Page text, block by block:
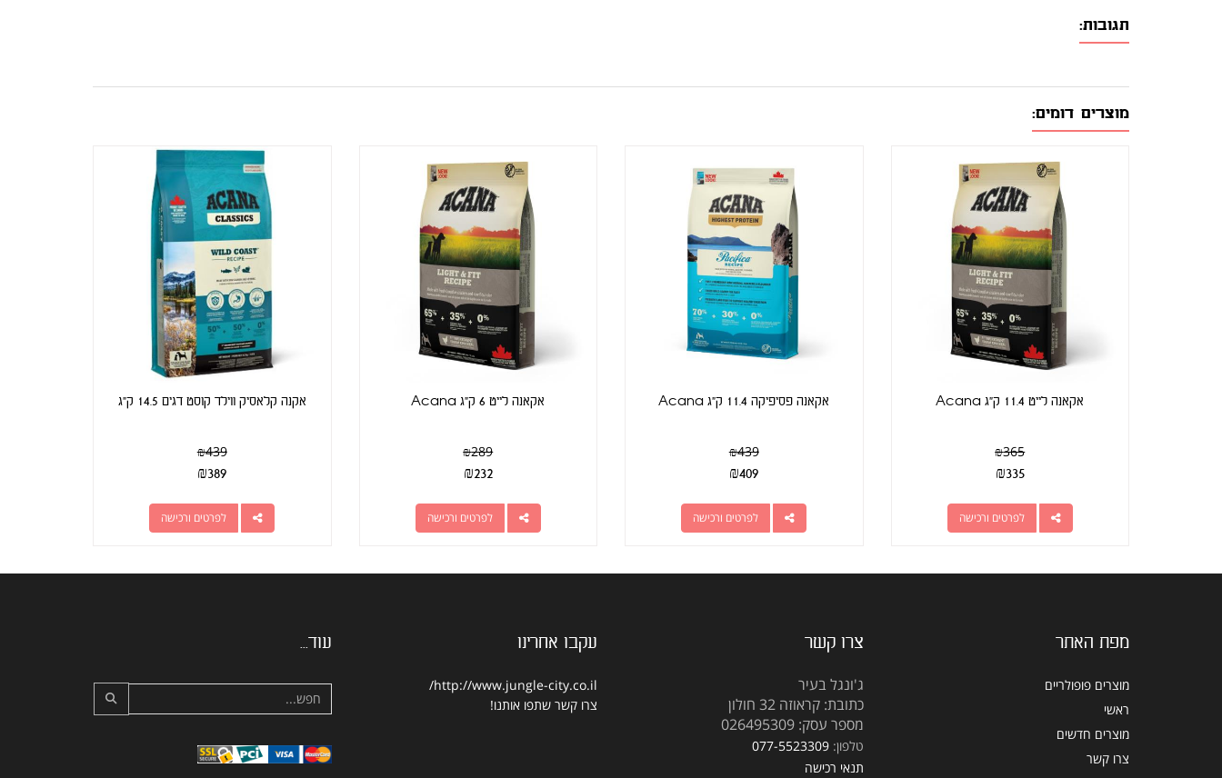
תגובות:
מוצרים דומים:
אקאנה לייט 11.4 ק"ג Acana
₪365
₪335
לפרטים ורכישה
אקאנה פסיפיקה 11.4 ק"ג Acana
₪439
₪409
לפרטים ורכישה
אקאנה לייט 6 ק"ג Acana
₪289
₪232
לפרטים ורכישה
אקנה קלאסיק ווילד קוסט דגים 14.5 ק"ג
₪439
₪389
לפרטים ורכישה
מפת האתר
מוצרים פופולריים
ראשי
מוצרים חדשים
צרו קשר
צרו קשר
ג'ונגל בעיר
כתובת: קראוזה 32 חולון
מספר עסק: 026495309
טלפון: 077-5523309
תנאי רכישה
עקבו אחרינו
http://www.jungle-city.co.il/
צרו קשר שתפו אותנו!
עוד...